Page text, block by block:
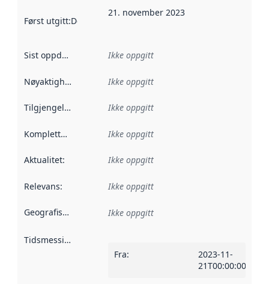
Først utgitt:Denne datoen sier når dataene i dette
21. november 2023
Sist oppdatert Ikke oppgitt
Nøyaktighet Ikke oppgitt
Tilgjengelighet Ikke oppgitt
Kompletthet Ikke oppgitt
Aktualitet: Ikke oppgitt
Relevans: Ikke oppgitt
Geografisk avgrensning :
Ikke oppgitt
Tidsmessig avgrensning
Fra:
2023-11-
21T00:00:00Z